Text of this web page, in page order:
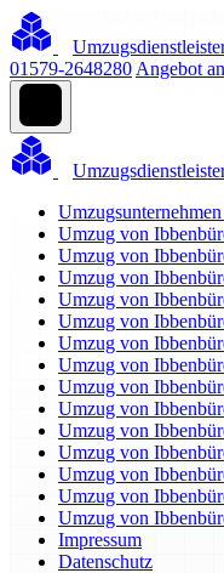
01579-2648280 Angebot
Umzug von
Umzug von
Umzug von
Umzug von
Umzug von
Umzug von
Umzug von
Umzug von
Umzug von
Umzug von
Umzug von
Umzug von
Umzug von
Umzug von
Impressum
Datenschutz